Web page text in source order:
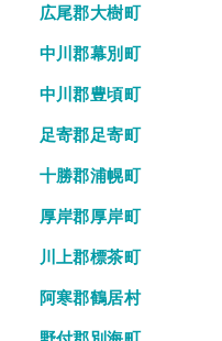
広尾郡大樹町
中川郡幕別町
中川郡豊頃町
足寄郡足寄町
十勝郡浦幌町
厚岸郡厚岸町
川上郡標茶町
阿寒郡鶴居村